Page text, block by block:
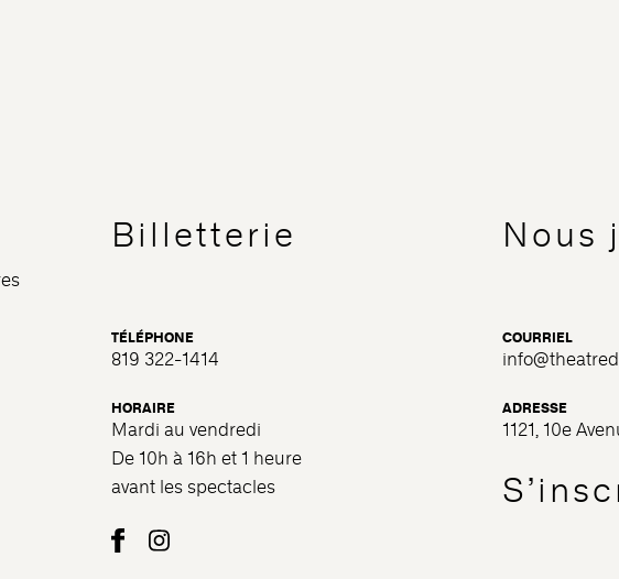
Billetterie
TÉLÉPHONE
819 322-1414
HORAIRE
Mardi au vendredi
De 10h à 16h et 1 heure
avant les spectacles
Nous
COURRIEL
ADRESSE
1121, 10e